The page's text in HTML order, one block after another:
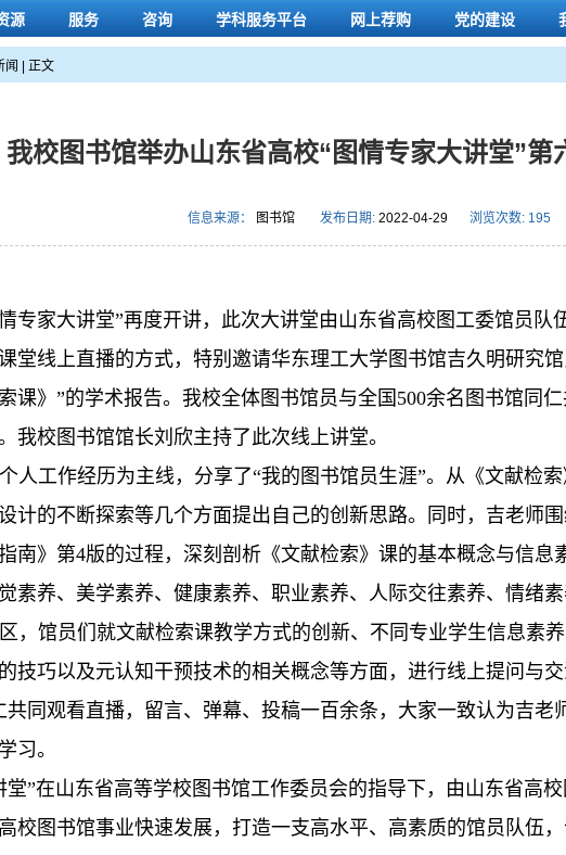
源 服务 咨询 学科服务平台 网上荐购 党的建设
闻 | 正文
我校图书馆举办山东省高校“图情专家大讲堂”第
信息来源： 图书馆 发布日期: 2022-04-29 浏览次数: 195
专家大讲堂”再度开讲，此次大讲堂由山东省高校图工委馆员队
堂线上直播的方式，特别邀请华东理工大学图书馆吉久明研究
》”的学术报告。我校全体图书馆员与全国500余名图书馆同
我校图书馆馆长刘欣主持了此次线上讲堂。
人工作经历为主线，分享了“我的图书馆员生涯”。从《文献检
计的不断探索等几个方面提出自己的创新思路。同时，吉老师
南》第4版的过程，深刻剖析《文献检索》课的基本概念与信息
素养、美学素养、健康素养、职业素养、人际交往素养、情绪素
，馆员们就文献检索课教学方式的创新、不同专业学生信息素
技巧以及元认知干预技术的相关概念等方面，进行线上提问与
共同观看直播，留言、弹幕、投稿一百余条，大家一致认为吉老
习。
堂”在山东省高等学校图书馆工作委员会的指导下，由山东省高
校图书馆事业快速发展，打造一支高水平、高素质的馆员队伍